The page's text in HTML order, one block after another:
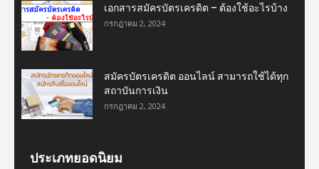
เอกสารสมัครบัตรเครดิต – ต้องใช้อะไรบ้าง
กรกฎาคม 2, 2024
สมัครบัตรเครดิต ออนไลน์ สามารถใช้ได้ทุก
สถาบันการเงิน
กรกฎาคม 2, 2024
ประเภทยอดนิยม